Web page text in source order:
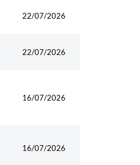
22/07/2026
22/07/2026
16/07/2026
16/07/2026